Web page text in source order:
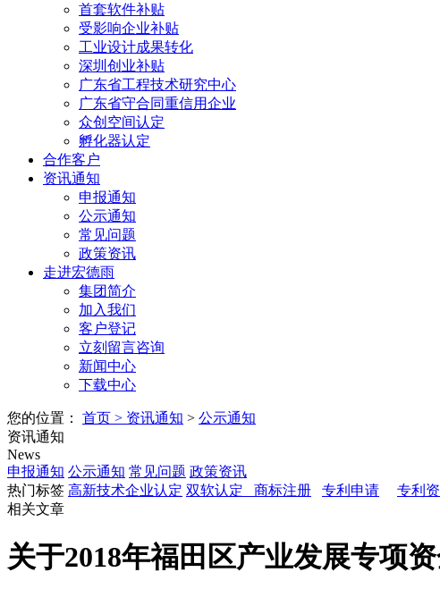
首套软件补贴
受影响企业补贴
工业设计成果转化
深圳创业补贴
广东省工程技术研究中心
广东省守合同重信用企业
众创空间认定
孵化器认定
合作客户
资讯通知
申报通知
公示通知
常见问题
政策资讯
走进宏德雨
集团简介
加入我们
客户登记
立刻留言咨询
新闻中心
下载中心
您的位置： 首页 > 资讯通知 > 公示通知
资讯通知
News
申报通知 公示通知 常见问题 政策资讯
热门标签 高新技术企业认定 双软认定 商标注册 专利申请 专利
相关文章
关于2018年福田区产业发展专项